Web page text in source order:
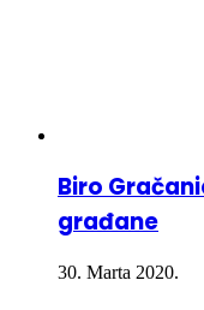
Biro
građane
30. Marta 2020.